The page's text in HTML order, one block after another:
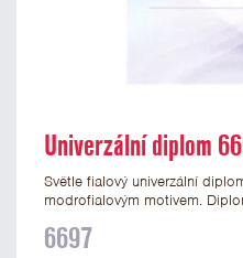
Univerzální diplom
Světle fialový univerzální
modrofialovým motivem.
ve formátu A4 a A5. Papírový
6697